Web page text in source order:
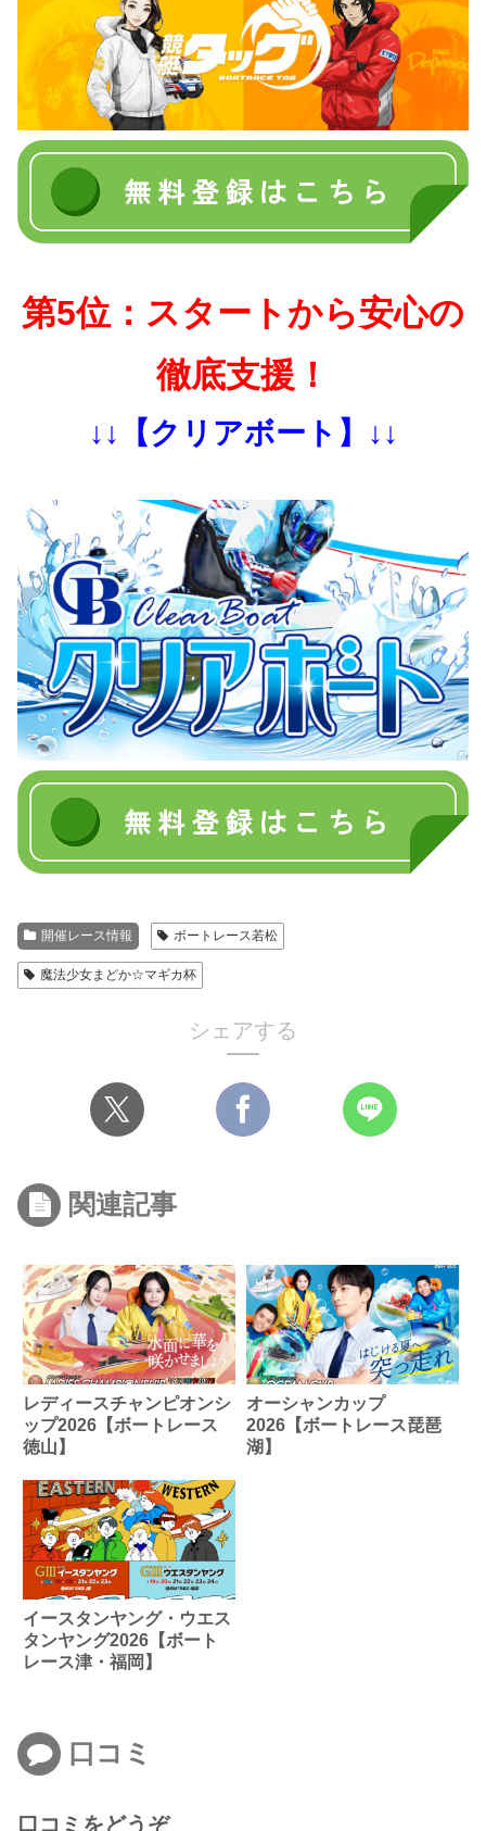
第5位：スタートから安心の
徹底支援！
↓↓【クリアボート】↓↓
開催レース情報 ボートレース若松
魔法少女まどか☆マギカ杯
シェアする
関連記事
レディースチャンピオンシ
ップ2026【ボートレース
徳山】
オーシャンカップ
2026【ボートレース琵琶
湖】
イースタンヤング・ウエス
タンヤング2026【ボート
レース津・福岡】
口コミ
口コミをどうぞ